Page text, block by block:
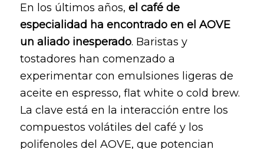
En los últimos años, el café de
especialidad ha encontrado en el AOVE
un aliado inesperado. Baristas y
tostadores han comenzado a
experimentar con emulsiones ligeras de
aceite en espresso, flat white o cold brew.
La clave está en la interacción entre los
compuestos volátiles del café y los
polifenoles del AOVE, que potencian